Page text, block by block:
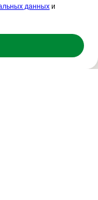
данных и
с нами!